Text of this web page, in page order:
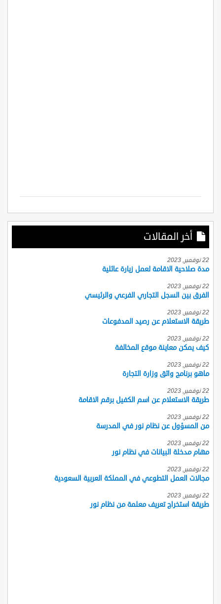
أخر المقالات
22 نوفمبر, 2023
مدة صلاحية الاقامة لعمل زيارة عائلية
22 نوفمبر, 2023
الفرق بين السجل التجاري الفرعي والرئيسي
22 نوفمبر, 2023
طريقة الاستعلام عن رصيد المدفوعات
22 نوفمبر, 2023
كيف يمكن معاينة موقع المخالفة
22 نوفمبر, 2023
ماهو برنامج واثق وزارة التجارة
22 نوفمبر, 2023
طريقة الاستعلام عن اسم الكفيل برقم الاقامة
22 نوفمبر, 2023
من المسؤول عن نظام نور في المدرسة
22 نوفمبر, 2023
مهام مدخلة البيانات في نظام نور
22 نوفمبر, 2023
مجالات العمل التطوعي في المملكة العربية السعودية
22 نوفمبر, 2023
طريقة استخراج تعريف معلمة من نظام نور